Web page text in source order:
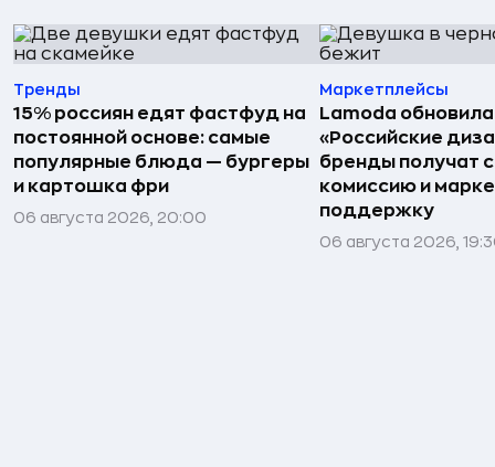
Тренды
15% россиян едят фастфуд на
постоянной основе: самые
популярные блюда — бургеры
и картошка фри
06 августа 2026, 20:00
Маркетплейсы
Lamoda
«Российские
бренды получат
комиссию и
поддержку
06 августа 2026,